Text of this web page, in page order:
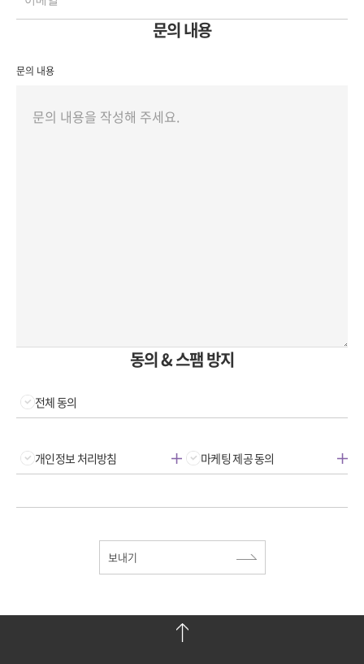
문의 내용
문의 내용
동의 & 스팸 방지
전체 동의
개인정보 처리방침 마케팅 제공 동의
보내기